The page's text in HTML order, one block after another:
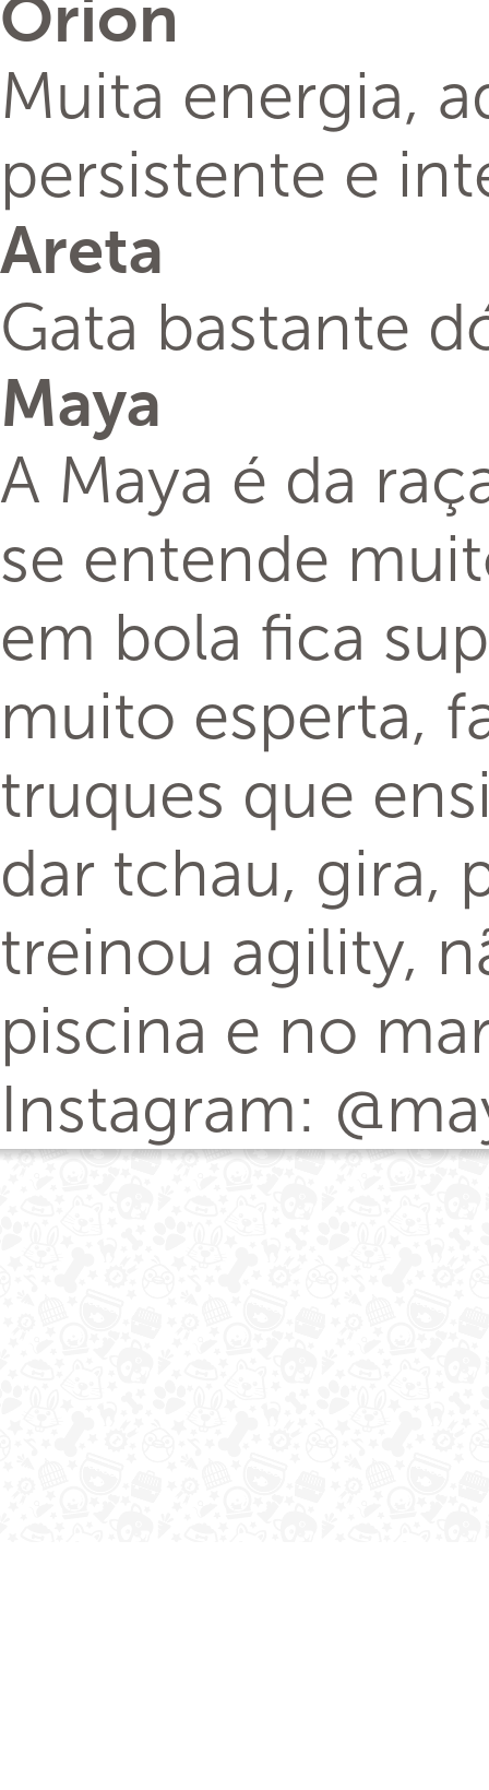
Órion
Muita energia,
persistente e
Areta
Gata bastante
Maya
A Maya é da
se entende
em bola fica
muito esperta,
truques que
dar tchau, gira,
treinou agility,
piscina e no
Instagram: